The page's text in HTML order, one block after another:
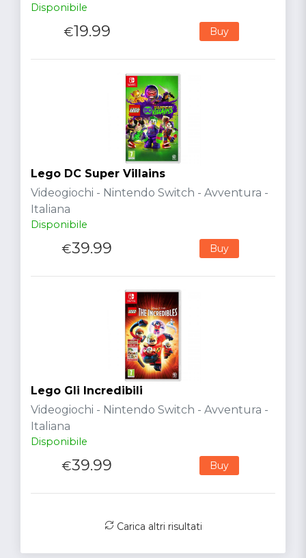
Disponibile
€19.99 Buy
Lego DC Super Villains
Videogiochi - Nintendo Switch - Avventura -
Italiana
Disponibile
€39.99 Buy
Lego Gli Incredibili
Videogiochi - Nintendo Switch - Avventura -
Italiana
Disponibile
€39.99 Buy
Carica altri risultati